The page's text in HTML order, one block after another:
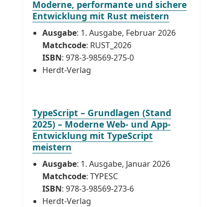
Moderne, performante und sichere
Entwicklung mit Rust meistern
Ausgabe: 1. Ausgabe, Februar 2026
Matchcode: RUST_2026
ISBN: 978-3-98569-275-0
Herdt-Verlag
TypeScript – Grundlagen (Stand
2025) – Moderne Web- und App-
Entwicklung mit TypeScript
meistern
Ausgabe: 1. Ausgabe, Januar 2026
Matchcode: TYPESC
ISBN: 978-3-98569-273-6
Herdt-Verlag